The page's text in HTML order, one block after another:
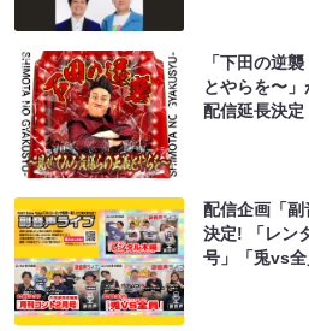
「下田の逆
とやらを〜
配信延長決
配信企画「
決定! 「レン
号」「兎vs